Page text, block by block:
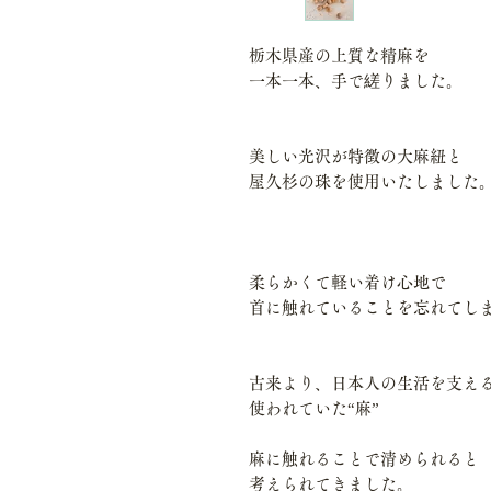
栃木県産の上質な精麻を
一本一本、手で縒りました。
美しい光沢が特徴の大麻紐と
屋久杉の珠を使用いたしました。
柔らかくて軽い着け心地で
首に触れていることを忘れてし
古来より、日本人の生活を支え
使われていた“麻”
麻に触れることで清められると
考えられてきました。